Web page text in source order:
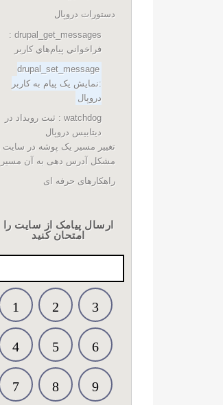
دستورات دروپال
drupal_get_messages :
فراخواني پيام‌هاي کاربر
drupal_set_message
:نمايش يک پيام به کاربر
دروپال
watchdog : ثبت رويداد در
ديتابيس دروپال
تغییر مسیر یک پوشه در سایت
مشکل آدرس دهی به آن مسیر
راهکارهای حرفه ای
ارسال پیامک از سایت را
امتحان کنید
1 2 3
4 5 6
7 8 9